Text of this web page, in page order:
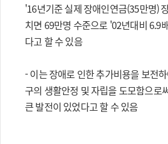
'16년기준 실제 장애인연금(35만명)
치면 69만명 수준으로 '02년대비 6.9
다고 할 수 있음
- 이는 장애로 인한 추가비용을 보전
구의 생활안정 및 자립을 도모함으로
큰 발전이 있었다고 할 수 있음